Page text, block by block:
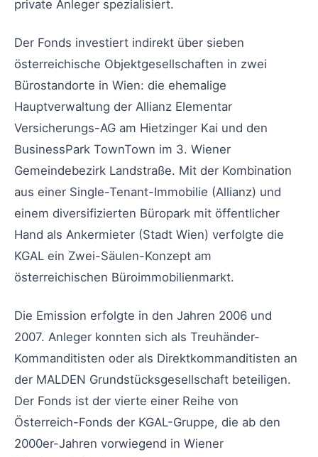
private Anleger spezialisiert.
Der Fonds investiert indirekt über sieben
österreichische Objektgesellschaften in zwei
Bürostandorte in Wien: die ehemalige
Hauptverwaltung der Allianz Elementar
Versicherungs-AG am Hietzinger Kai und den
BusinessPark TownTown im 3. Wiener
Gemeindebezirk Landstraße. Mit der Kombination
aus einer Single-Tenant-Immobilie (Allianz) und
einem diversifizierten Büropark mit öffentlicher
Hand als Ankermieter (Stadt Wien) verfolgte die
KGAL ein Zwei-Säulen-Konzept am
österreichischen Büroimmobilienmarkt.
Die Emission erfolgte in den Jahren 2006 und
2007. Anleger konnten sich als Treuhänder-
Kommanditisten oder als Direktkommanditisten an
der MALDEN Grundstücksgesellschaft beteiligen.
Der Fonds ist der vierte einer Reihe von
Österreich-Fonds der KGAL-Gruppe, die ab den
2000er-Jahren vorwiegend in Wiener